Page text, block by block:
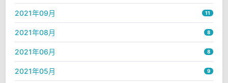
2021年09月 11
2021年08月 8
2021年06月 8
2021年05月 9